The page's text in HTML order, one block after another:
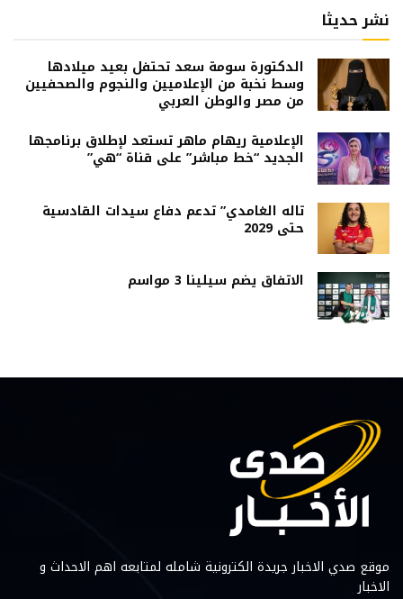
نشر حديثا
الدكتورة سومة سعد تحتفل بعيد ميلادها
وسط نخبة من الإعلاميين والنجوم والصحفيين
من مصر والوطن العربي
الإعلامية ريهام ماهر تستعد لإطلاق برنامجها
الجديد “خط مباشر” على قناة “هي”
تاله الغامدي” تدعم دفاع سيدات القادسية
حتى 2029
الاتفاق يضم سيلينا 3 مواسم
موقع صدي الاخبار جريدة الكترونية شامله لمتابعه اهم الاحداث و
الاخبار